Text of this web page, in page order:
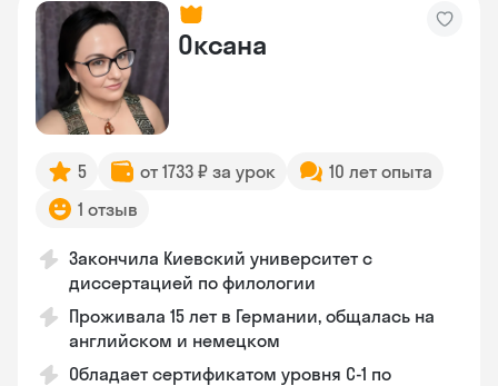
Оксана
5 от 1733 ₽ за урок
10 лет опыта
1 отзыв
Закончила Киевский университет с
диссертацией по филологии
Проживала 15 лет в Германии, общалась на
английском и немецком
Обладает сертификатом уровня C-1 по